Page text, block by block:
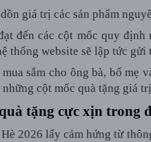
giá trị các sản phẩm
đến các cột mốc quy
thống website sẽ lập tức
sắm cho ông bà, bố
cột mốc quà tặng giá
tặng cực xịn trong
2026 lấy cảm hứng từ